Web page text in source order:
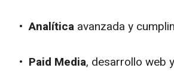
•Analítica avanzada y
• Paid Media, desarrollo web